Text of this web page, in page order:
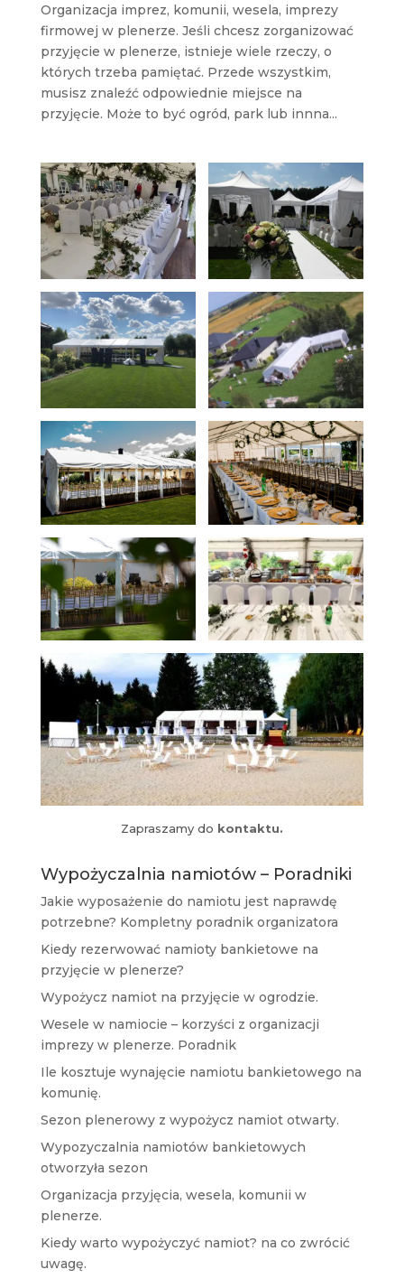
Organizacja imprez, komunii, wesela, imprezy
firmowej w plenerze. Jeśli chcesz zorganizować
przyjęcie w plenerze, istnieje wiele rzeczy, o
których trzeba pamiętać. Przede wszystkim,
musisz znaleźć odpowiednie miejsce na
przyjęcie. Może to być ogród, park lub innna...
Zapraszamy do kontaktu.
Wypożyczalnia namiotów – Poradniki
Jakie wyposażenie do namiotu jest naprawdę
potrzebne? Kompletny poradnik organizatora
Kiedy rezerwować namioty bankietowe na
przyjęcie w plenerze?
Wypożycz namiot na przyjęcie w ogrodzie.
Wesele w namiocie – korzyści z organizacji
imprezy w plenerze. Poradnik
Ile kosztuje wynajęcie namiotu bankietowego na
komunię.
Sezon plenerowy z wypożycz namiot otwarty.
Wypozyczalnia namiotów bankietowych
otworzyła sezon
Organizacja przyjęcia, wesela, komunii w
plenerze.
Kiedy warto wypożyczyć namiot? na co zwrócić
uwagę.